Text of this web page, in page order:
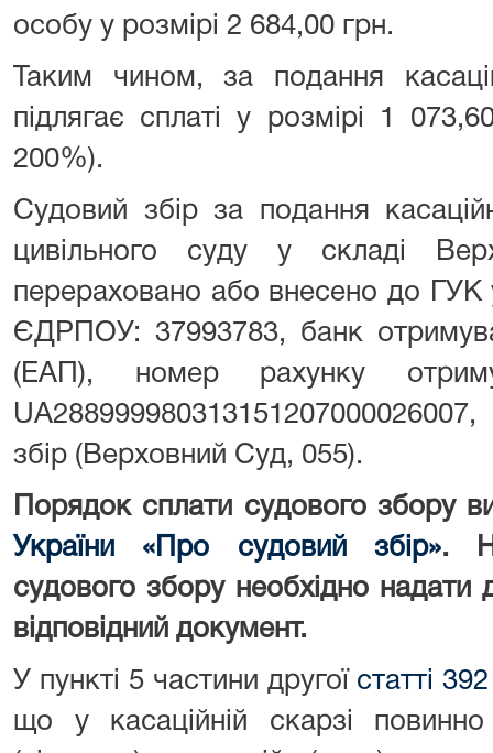
особу у розмірі 2 684,00 грн.
Таким чином, за подання
підлягає сплаті у розмірі 1
200%).
Судовий збір за подання
цивільного суду у складі
перераховано або внесено до
ЄДРПОУ: 37993783, банк
(ЕАП), номер рахунку
збір (Верховний Суд, 055).
Порядок сплати судового збору
України «Про судовий збір».
судового збору необхідно надати
відповідний документ.
У пункті 5 частини другої статті
що у касаційній скарзі